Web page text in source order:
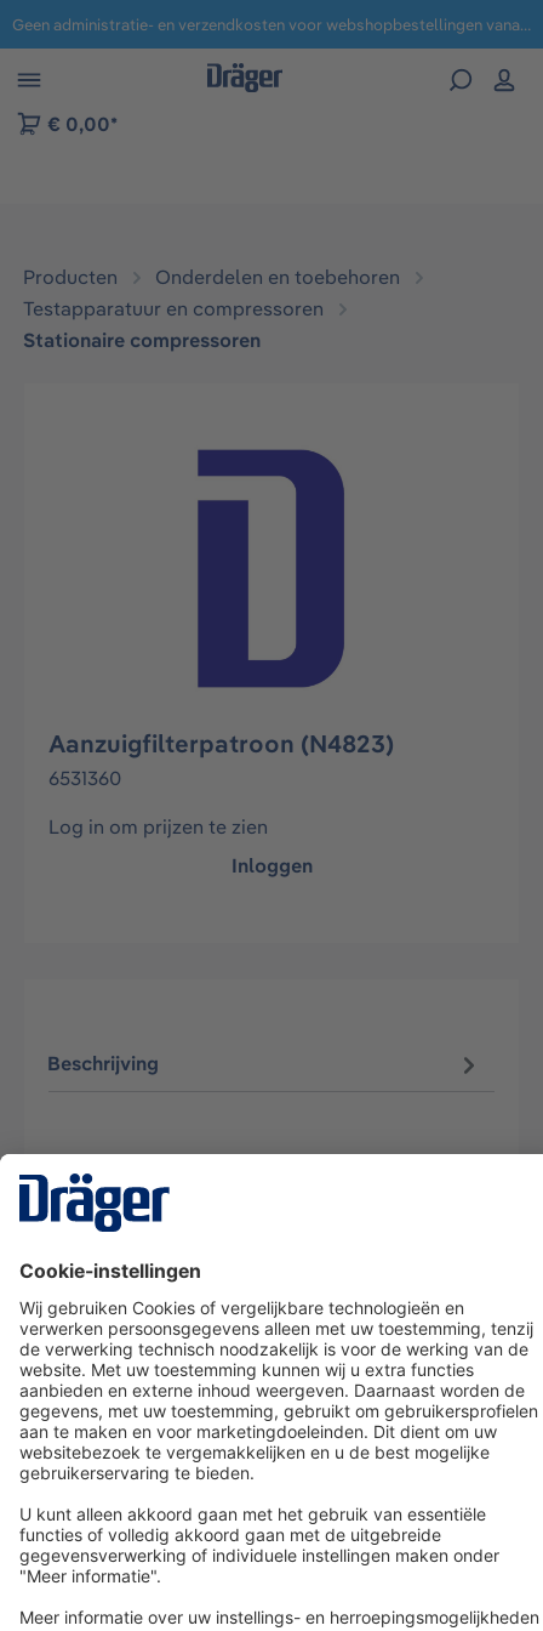
naar navigatie B2B-platform Geen administratie- en verzendkosten voor webshopbestellingen vanaf € 100,-.
€ 0,00*
Producten
Onderdelen en toebehoren
Testapparatuur en compressoren​
Stationaire compressoren
Afbeeldingengalerij overslaan
Aanzuigfilterpatroon (N4823)
6531360
Log in om prijzen te zien
Inloggen
Beschrijving
Dräger klantenservice
Over Dräger
Bestellen in onze webshop
Community